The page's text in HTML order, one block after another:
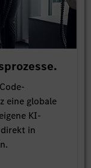
eine globale
KI-
in